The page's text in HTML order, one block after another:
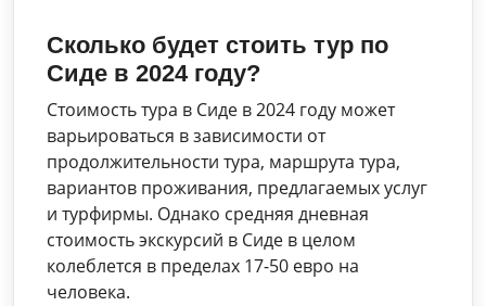
Сколько будет стоить тур по
Сиде в 2024 году?
Стоимость тура в Сиде в 2024 году может
варьироваться в зависимости от
продолжительности тура, маршрута тура,
вариантов проживания, предлагаемых услуг
и турфирмы. Однако средняя дневная
стоимость экскурсий в Сиде в целом
колеблется в пределах 17-50 евро на
человека.